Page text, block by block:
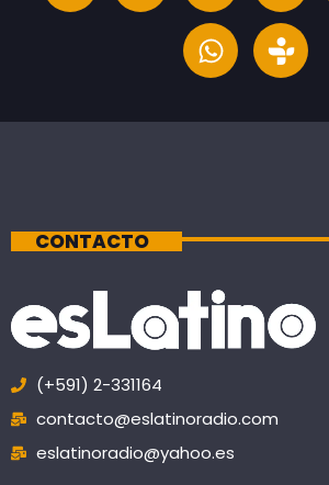
CONTACTO
(+591) 2-331164
contacto@eslatinoradio.com
eslatinoradio@yahoo.es